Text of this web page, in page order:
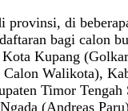
provinsi, di
bagi calon
Kupang
Calon Walikota),
Timor Tengah
(Andreas